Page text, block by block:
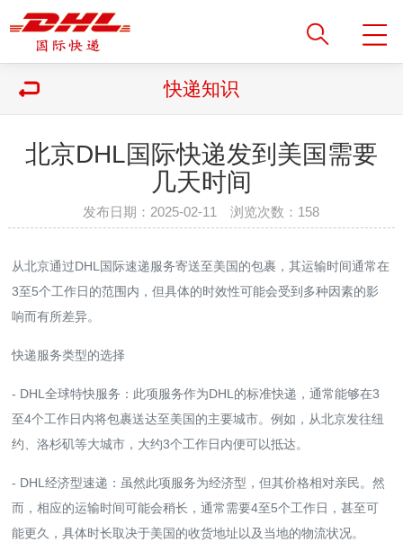
快递知识
北京DHL国际快递发到美国需要
几天时间
发布日期：2025-02-11 浏览次数： 158
从北京通过DHL国际速递服务寄送至美国的包裹，其运输时间通常在
3至5个工作日的范围内，但具体的时效性可能会受到多种因素的影
响而有所差异。
快递服务类型的选择
- DHL全球特快服务：此项服务作为DHL的标准快递，通常能够在3
至4个工作日内将包裹送达至美国的主要城市。例如，从北京发往纽
约、洛杉矶等大城市，大约3个工作日内便可以抵达。
- DHL经济型速递：虽然此项服务为经济型，但其价格相对亲民。然
而，相应的运输时间可能会稍长，通常需要4至5个工作日，甚至可
能更久，具体时长取决于美国的收货地址以及当地的物流状况。